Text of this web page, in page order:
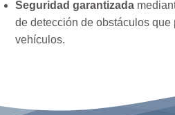
Seguridad garantizada
de detección de obstáculos
vehículos.